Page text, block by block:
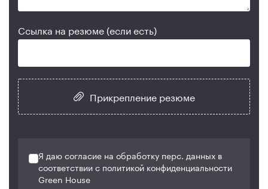
Ссылка на резюме (если есть)
Прикрепление резюме
Я даю согласие на обработку перс. данных в
соответствии с политикой конфиденциальности
Green House